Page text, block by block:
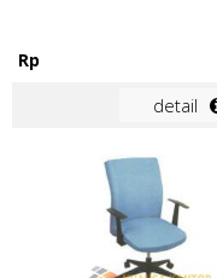
Rp
detail